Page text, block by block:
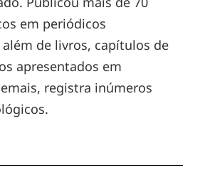
em periódicos
além de livros, capítulos de
apresentados em
registra inúmeros